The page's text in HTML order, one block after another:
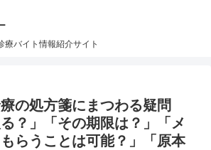
療バイト情報紹介サイト
の処方箋にまつわる疑問
る？」「その期限は？」「メ
らうことは可能？」「原本